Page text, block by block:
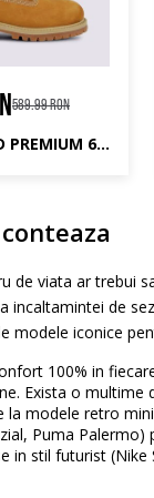
589.99 RON
TIMBERLAND PREMIUM 6 INCH CLASSIC BOOT FTC
de viata ar trebui
incaltamintei de
modele iconice
100% in
Exista o multime
la modele retro
Puma Palermo)
in stil futurist (Nike